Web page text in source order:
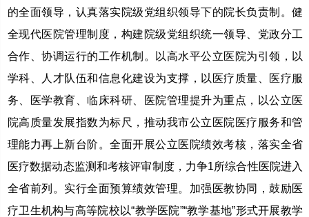
的全面领导，认真落实院级党组织领导下的院长负责制。健
全现代医院管理制度，构建院级党组织统一领导、党政分工
合作、协调运行的工作机制。以高水平公立医院为引领，以
学科、人才队伍和信息化建设为支撑，以医疗质量、医疗服
务、医学教育、临床科研、医院管理提升为重点，以公立医
院高质量发展指数为标尺，推动我市公立医院医疗服务和管
理能力再上新台阶。全面开展公立医院绩效考核，落实全省
医疗数据动态监测和考核评审制度，力争1所综合性医院进入
全省前列。实行全面预算绩效管理。加强医教协同，鼓励医
疗卫生机构与高等院校以“教学医院”“教学基地”形式开展教学